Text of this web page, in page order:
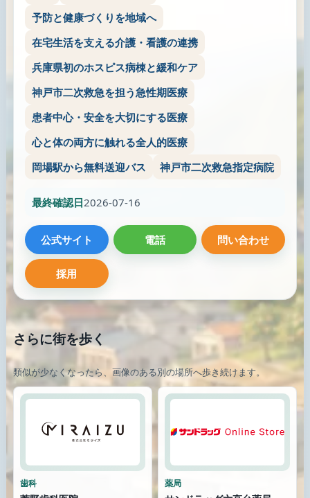
公式サイト 電話 問い合わせ
採用
予防と健康づくりを地域へ
在宅生活を支える介護・看護の連携
兵庫県初のホスピス病棟と緩和ケア
神戸市二次救急を担う急性期医療
患者中心・安全を大切にする医療
心と体の両方に触れる全人的医療
岡場駅から無料送迎バス
神戸市二次救急指定病院
最終確認日2026-07-16
さらに街を歩く
類似が少なくなったら、画像のある別の場所へ歩き続けます。
歯科 薬局